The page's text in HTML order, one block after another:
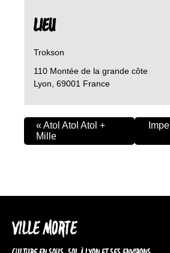
LIEU
Trokson
110 Montée de la grande côte
Lyon 69001 France
«Atol Atol Atol +
Mille
VILLE MORTE